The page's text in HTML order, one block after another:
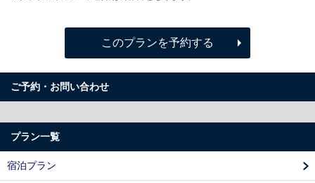
このプランを予約する
ご予約・お問い合わせ
プラン一覧
宿泊プラン